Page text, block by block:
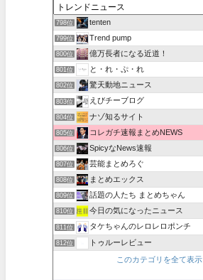
798位 tenten
799位 Trend pump
800位 億万長者になる近道！
801位 と・れ・ぷ・れ
802位 驚天動地ニュース
803位 えびチーブログ
804位 ナゾ知るサイト
805位 コレガチ速報まとめNEWS
806位 SpicyなNews速報
807位 芸能まとめろぐ
808位 まとめエックス
809位 話題の人たち まとめちゃん
810位 今日の気になったニュース
811位 タケちゃんのレロレロポンチ
812位 トゥルーレビュー
このカテゴリを全て表示